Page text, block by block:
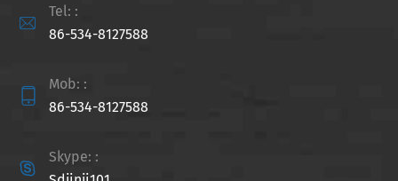

Tel: :
86-534-8127588

Mob: :
86-534-8127588

Skype: :